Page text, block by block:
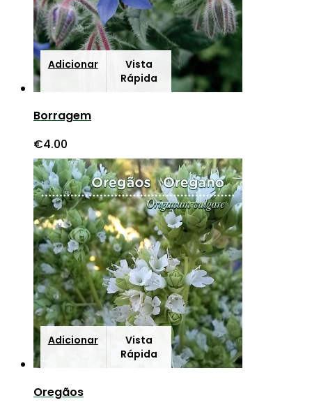
Adicionar
Vista
Rápida
Borragem
€4.00
Adicionar
Vista
Rápida
Oregãos